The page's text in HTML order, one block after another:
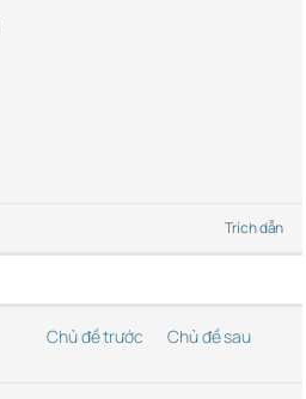
Trích dẫn
Chủ đề trước Chủ đề sau